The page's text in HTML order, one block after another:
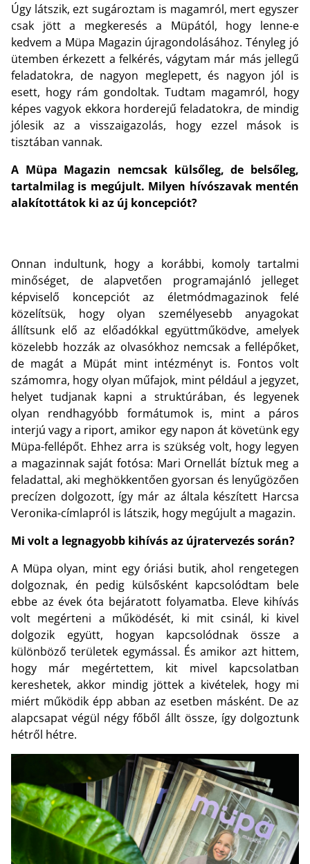
Úgy látszik, ezt sugároztam is magamról, mert egyszer
csak jött a megkeresés a Müpától, hogy lenne-e
kedvem a Müpa Magazin újragondolásához. Tényleg jó
ütemben érkezett a felkérés, vágytam már más jellegű
feladatokra, de nagyon meglepett, és nagyon jól is
esett, hogy rám gondoltak. Tudtam magamról, hogy
képes vagyok ekkora horderejű feladatokra, de mindig
jólesik az a visszaigazolás, hogy ezzel mások is
tisztában vannak.
A Müpa Magazin nemcsak külsőleg, de belsőleg,
tartalmilag is megújult. Milyen hívószavak mentén
alakítottátok ki az új koncepciót?
Onnan indultunk, hogy a korábbi, komoly tartalmi
minőséget, de alapvetően programajánló jelleget
képviselő koncepciót az életmódmagazinok felé
közelítsük, hogy olyan személyesebb anyagokat
állítsunk elő az előadókkal együttműködve, amelyek
közelebb hozzák az olvasókhoz nemcsak a fellépőket,
de magát a Müpát mint intézményt is. Fontos volt
számomra, hogy olyan műfajok, mint például a jegyzet,
helyet tudjanak kapni a struktúrában, és legyenek
olyan rendhagyóbb formátumok is, mint a páros
interjú vagy a riport, amikor egy napon át követünk egy
Müpa-fellépőt. Ehhez arra is szükség volt, hogy legyen
a magazinnak saját fotósa: Mari Ornellát bíztuk meg a
feladattal, aki meghökkentően gyorsan és lenyűgözően
precízen dolgozott, így már az általa készített Harcsa
Veronika-címlapról is látszik, hogy megújult a magazin.
Mi volt a legnagyobb kihívás az újratervezés során?
A Müpa olyan, mint egy óriási butik, ahol rengetegen
dolgoznak, én pedig külsősként kapcsolódtam bele
ebbe az évek óta bejáratott folyamatba. Eleve kihívás
volt megérteni a működését, ki mit csinál, ki kivel
dolgozik együtt, hogyan kapcsolódnak össze a
különböző területek egymással. És amikor azt hittem,
hogy már megértettem, kit mivel kapcsolatban
kereshetek, akkor mindig jöttek a kivételek, hogy mi
miért működik épp abban az esetben másként. De az
alapcsapat végül négy főből állt össze, így dolgoztunk
hétről hétre.